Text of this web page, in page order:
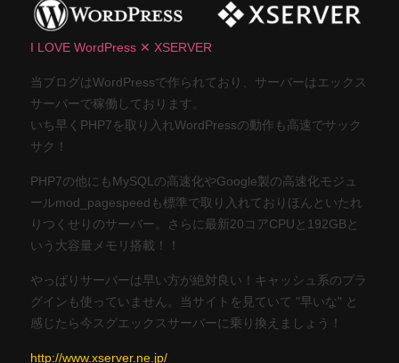
I LOVE WordPress ✕ XSERVER
当ブログはWordPressで作られており、サーバーはエックス
サーバーで稼働しております。
いち早くPHP7を取り入れWordPressの動作も高速でサック
サク！
PHP7の他にもMySQLの高速化やGoogle製の高速化モジュ
ールmod_pagespeedも標準で取り入れておりほんといたれ
りつくせりのサーバー。さらに最新20コアCPUと192GBと
いう大容量メモリ搭載！！
やっぱりサーバーは早い方が絶対良い！キャッシュ系のプラ
グインも使っていません。当サイトを見ていて "早いな" と
感じたら今スグエックスサーバーに乗り換えましょう！
http://www.xserver.ne.jp/